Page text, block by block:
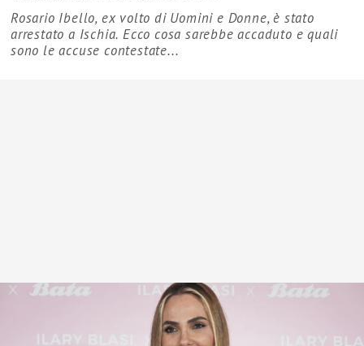
Rosario Ibello, ex volto di Uomini e Donne, è stato
arrestato a Ischia. Ecco cosa sarebbe accaduto e quali
sono le accuse contestate...